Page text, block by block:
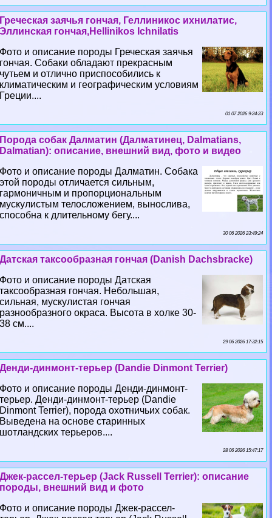
Греческая заячья гончая, Геллиникос ихнилатис,
Эллинская гончая,Hellinikos Ichnilatis
Фото и описание породы Греческая заячья
гончая. Собаки обладают прекрасным
чутьем и отлично приспособились к
климатическим и географическим условиям
Греции....
01 07 2026 9:24:23
Порода собак Далматин (Далматинец, Dalmatians,
Dalmatian): описание, внешний вид, фото и видео
Фото и описание породы Далматин. Собака
этой породы отличается сильным,
гармоничным и пропорциональным
мускулистым телосложением, вынослива,
способна к длительному бегу....
30 06 2026 23:49:24
Датская таксообразная гончая (Danish Dachsbracke)
Фото и описание породы Датская
таксообразная гончая. Небольшая,
сильная, мускулистая гончая
разнообразного окраса. Высота в холке 30-
38 см....
29 06 2026 17:32:15
Денди-динмонт-терьер (Dandie Dinmont Terrier)
Фото и описание породы Денди-динмонт-
терьер. Денди-динмонт-терьер (Dandie
Dinmont Terrier), порода охотничьих собак.
Выведена на основе старинных
шотландских терьеров....
28 06 2026 15:47:17
Джек-рассел-терьер (Jack Russell Terrier): описание
породы, внешний вид и фото
Фото и описание породы Джек-рассел-